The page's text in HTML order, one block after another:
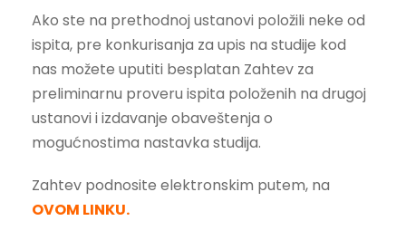
Ako ste na prethodnoj ustanovi položili neke od
ispita, pre konkurisanja za upis na studije kod
nas možete uputiti besplatan Zahtev za
preliminarnu proveru ispita položenih na drugoj
ustanovi i izdavanje obaveštenja o
mogućnostima nastavka studija.
Zahtev podnosite elektronskim putem, na
OVOM LINKU.